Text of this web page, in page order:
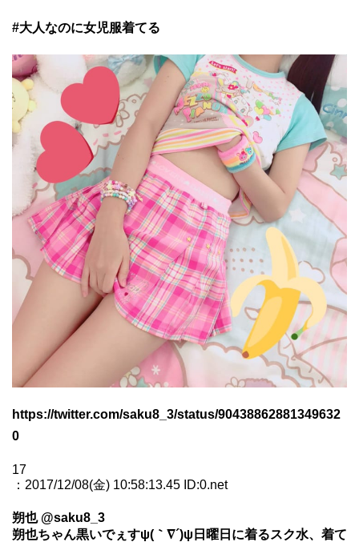
#大人なのに女児服着てる
https://twitter.com/saku8_3/status/90438862881349632
0
17
：2017/12/08(金) 10:58:13.45 ID:0.net
朔也 @saku8_3
朔也ちゃん黒いでぇすψ(｀∇´)ψ日曜日に着るスク水、着て